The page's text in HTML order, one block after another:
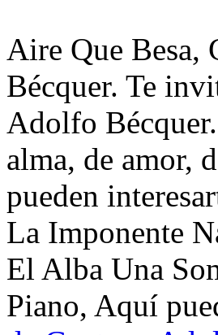
Aire Que Besa,
Bécquer. Te
Adolfo
alma, de amor,
pueden
La Imponente
El Alba Una
Piano, Aquí